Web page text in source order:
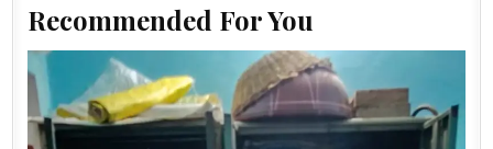
Recommended For You